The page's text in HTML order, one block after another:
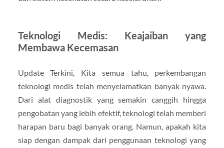
Teknologi Medis: Keajaiban yang
Membawa Kecemasan
Update Terkini, Kita semua tahu, perkembangan
teknologi medis telah menyelamatkan banyak nyawa.
Dari alat diagnostik yang semakin canggih hingga
pengobatan yang lebih efektif, teknologi telah memberi
harapan baru bagi banyak orang. Namun, apakah kita
siap dengan dampak dari penggunaan teknologi yang